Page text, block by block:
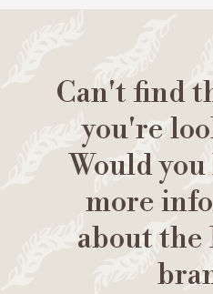
Can't find
you're
Would
more
about the